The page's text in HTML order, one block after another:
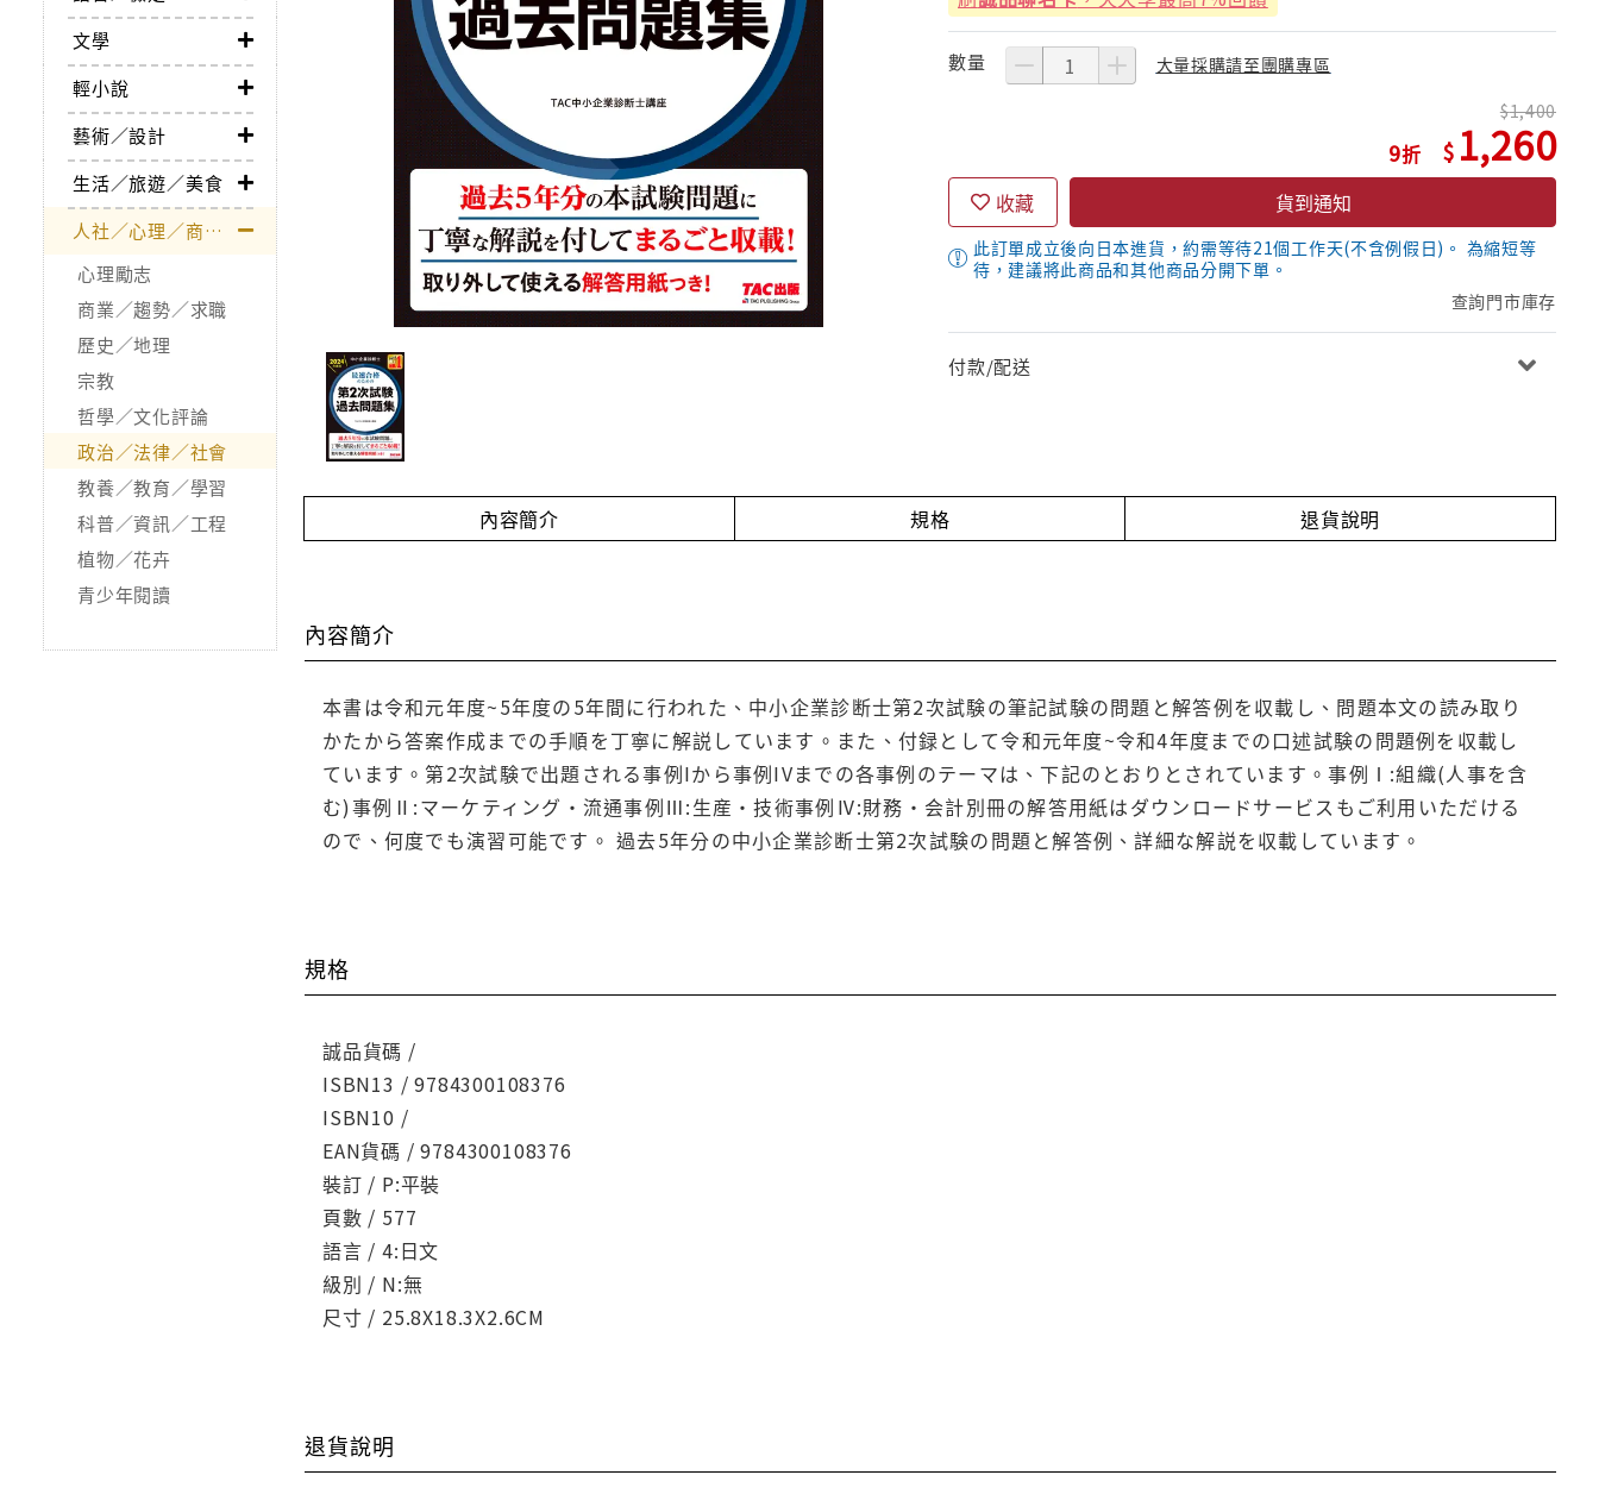
文學
輕小說
藝術／設計
生活／旅遊／美食
人社／心理／商業／其他
心理勵志
商業／趨勢／求職
歷史／地理
宗教
哲學／文化評論
政治／法律／社會
教養／教育／學習
科普／資訊／工程
植物／花卉
青少年閱讀
數量 大量採購請至團購專區
9
1,400
1,260
收藏 貨到通知
此訂單成立後向日本進貨，約需等待21個工作天(不含例假日)。 為縮短等
待，建議將此商品和其他商品分開下單。
查詢門市庫存
付款/配送
內容簡介 規格 退貨說明
內容簡介
本書は令和元年度~5年度の5年間に行われた、中小企業診断士第2次試験の筆記試験の問題と解答例を収載し、問題本文の読み取り
かたから答案作成までの手順を丁寧に解説しています。また、付録として令和元年度~令和4年度までの口述試験の問題例を収載し
ています。第2次試験で出題される事例Iから事例IVまでの各事例のテーマは、下記のとおりとされています。事例Ⅰ:組織(人事を含
む)事例Ⅱ:マーケティング・流通事例Ⅲ:生産・技術事例Ⅳ:財務・会計別冊の解答用紙はダウンロードサービスもご利用いただける
ので、何度でも演習可能です。 過去5年分の中小企業診断士第2次試験の問題と解答例、詳細な解説を収載しています。
規格
誠品貨碼 /
ISBN13 / 9784300108376
ISBN10 /
EAN貨碼 / 9784300108376
裝訂 / P:平裝
頁數 / 577
語言 / 4:日文
級別 / N:無
尺寸 / 25.8X18.3X2.6CM
退貨說明